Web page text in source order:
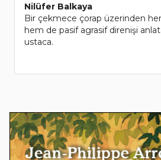
Nilüfer Balkaya
Bir çekmece çorap üzerinden
hem de pasif agrasif direnişi
ustaca.